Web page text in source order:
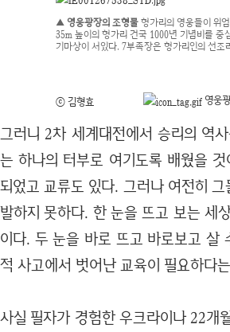
▲ 영웅광장의 조형물헝가리의 영웅들이 위
35m 높이의 헝가리 건국 1000년 기념비를
기마상이 서있다. 7부족장은 헝가리인의 선조
ⓒ 김형효 영웅
그러니 2차 세계대전에서 승리의 역
는 하나의 터부로 여기도록 배웠을
되었고 교류도 있다. 그러나 여전히
발하지 못하다. 한 눈을 뜨고 보는 세
이다. 두 눈을 바로 뜨고 바로보고 살
적 사고에서 벗어난 교육이 필요하다
사실 필자가 경험한 우크라이나 22개